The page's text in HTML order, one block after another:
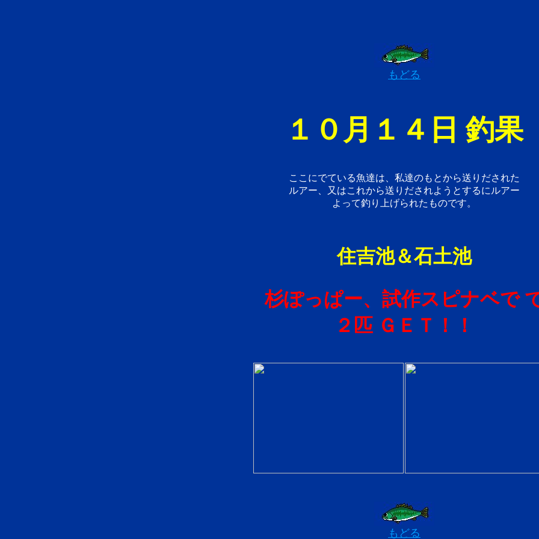
もどる
１０月１４日 釣果
ここにでている魚達は、私達のもとから送りだされた
ルアー、又はこれから送りだされようとするにルアー
よって釣り上げられたものです。
住吉池＆石土池
杉ぽっぱー、試作スピナベで
２匹 ＧＥＴ！！
もどる